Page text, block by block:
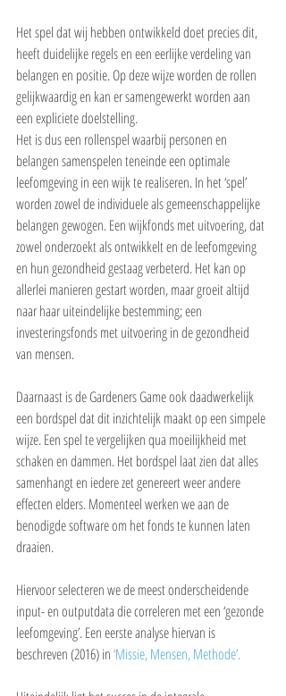
Het spel dat wij hebben ontwikkeld doet precies dit,
heeft duidelijke regels en een eerlijke verdeling van
belangen en positie. Op deze wijze worden de rollen
gelijkwaardig en kan er samengewerkt worden aan
een expliciete doelstelling.
Het is dus een rollenspel waarbij personen en
belangen samenspelen teneinde een optimale
leefomgeving in een wijk te realiseren. In het ‘spel’
worden zowel de individuele als gemeenschappelijke
belangen gewogen. Een wijkfonds met uitvoering, dat
zowel onderzoekt als ontwikkelt en de leefomgeving
en hun gezondheid gestaag verbeterd. Het kan op
allerlei manieren gestart worden, maar groeit altijd
naar haar uiteindelijke bestemming; een
investeringsfonds met uitvoering in de gezondheid
van mensen.
Daarnaast is de Gardeners Game ook daadwerkelijk
een bordspel dat dit inzichtelijk maakt op een simpele
wijze. Een spel te vergelijken qua moeilijkheid met
schaken en dammen. Het bordspel laat zien dat alles
samenhangt en iedere zet genereert weer andere
effecten elders. Momenteel werken we aan de
benodigde software om het fonds te kunnen laten
draaien.
Hiervoor selecteren we de meest onderscheidende
input- en outputdata die correleren met een ‘gezonde
leefomgeving’. Een eerste analyse hiervan is
beschreven (2016) in ‘Missie, Mensen, Methode’.